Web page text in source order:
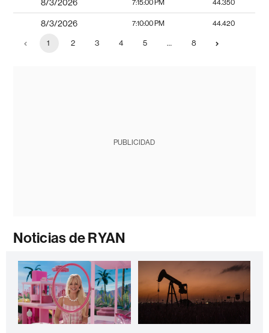
8/3/2026 7:15:00 PM 44.350
8/3/2026 7:10:00 PM 44.420
1 2 3 4 5 … 8
PUBLICIDAD
Noticias de RYAN